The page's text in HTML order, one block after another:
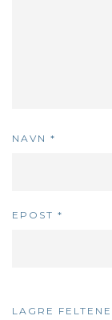
NAVN *
EPOST *
LAGRE